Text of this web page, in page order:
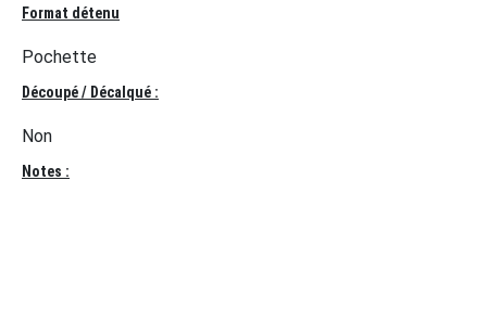
Format détenu
Pochette
Découpé / Décalqué :
Non
Notes :